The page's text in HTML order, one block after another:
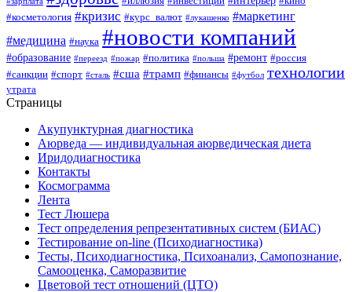
#косметология #кризис #курс_валют #лукашенко #маркетинг
#медицина #наука #новости компаний
#образование #переезд #пожар #политика #польша #ремонт #россия
#санкции #спорт #сталь #сша #трамп #финансы #футбол технологии
утрата
Страницы
Акупунктурная диагностика
Аюрведа — индивидуальная аюрведическая диета
Иридодиагностика
Контакты
Космограмма
Лента
Тест Люшера
Тест определения репрезентативных систем (БИАС)
Тестирование on-line (Психодиагностика)
Тесты, Психодиагностика, Психоанализ, Самопознание,
Самооценка, Саморазвитие
Цветовой тест отношений (ЦТО)